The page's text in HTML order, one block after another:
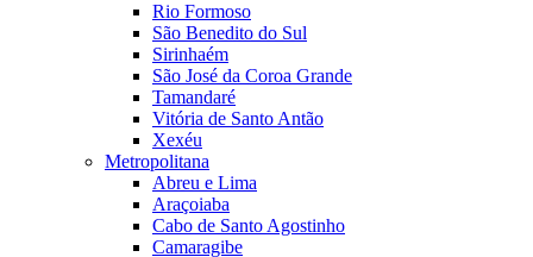
Rio Formoso
São Benedito do Sul
Sirinhaém
São José da Coroa Grande
Tamandaré
Vitória de Santo Antão
Xexéu
Metropolitana
Abreu e Lima
Araçoiaba
Cabo de Santo Agostinho
Camaragibe